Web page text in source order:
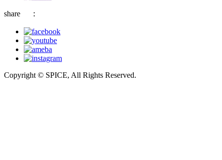
share ：
Copyright © SPICE, All Rights Reserved.